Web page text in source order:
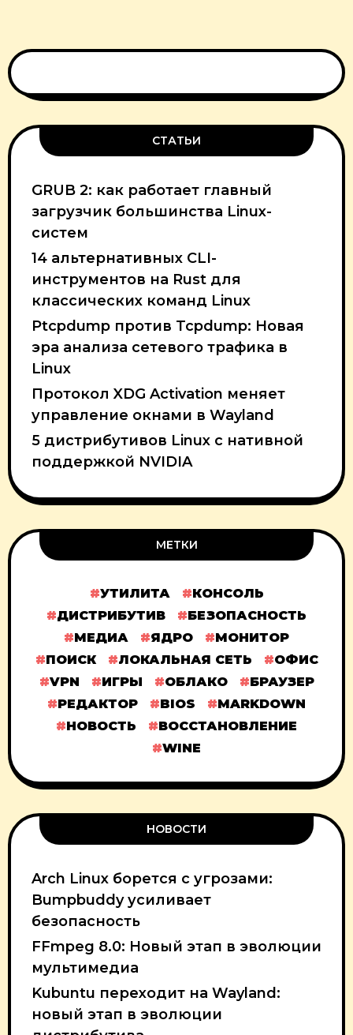
СТАТЬИ
GRUB 2: как работает главный
загрузчик большинства Linux-
систем
14 альтернативных CLI-
инструментов на Rust для
классических команд Linux
Ptcpdump против Tcpdump: Новая
эра анализа сетевого трафика в
Linux
Протокол XDG Activation меняет
управление окнами в Wayland
5 дистрибутивов Linux с нативной
поддержкой NVIDIA
МЕТКИ
УТИЛИТА
КОНСОЛЬ
ДИСТРИБУТИВ
БЕЗОПАСНОСТЬ
МЕДИА
ЯДРО
МОНИТОР
ПОИСК
ЛОКАЛЬНАЯ СЕТЬ
ОФИС
VPN
ИГРЫ ОБЛАКО
БРАУЗЕР
РЕДАКТОР
BIOS
MARKDOWN
НОВОСТЬ
ВОССТАНОВЛЕНИЕ
WINE
НОВОСТИ
Arch Linux борется с угрозами:
Bumpbuddy усиливает
безопасность
FFmpeg 8.0: Новый этап в эволюции
мультимедиа
Kubuntu переходит на Wayland:
новый этап в эволюции